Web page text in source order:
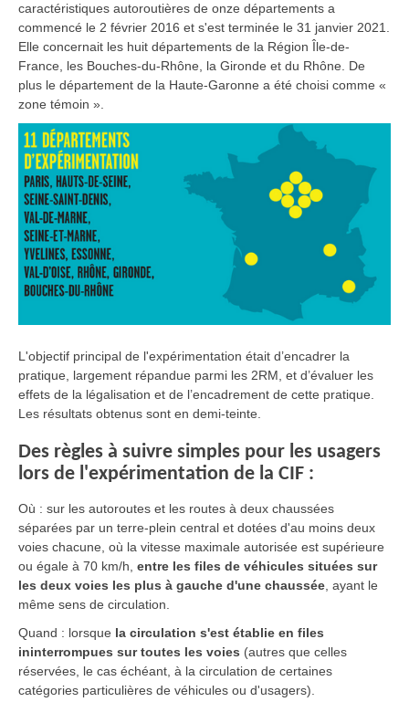
caractéristiques autoroutières de onze départements a
commencé le 2 février 2016 et s'est terminée le 31 janvier 2021.
Elle concernait les huit départements de la Région Île-de-
France, les Bouches-du-Rhône, la Gironde et du Rhône. De
plus le département de la Haute-Garonne a été choisi comme «
zone témoin ».
L'objectif principal de l'expérimentation était d’encadrer la
pratique, largement répandue parmi les 2RM, et d’évaluer les
effets de la légalisation et de l’encadrement de cette pratique.
Les résultats obtenus sont en demi-teinte.
Des règles à suivre simples pour les usagers
lors de l'expérimentation de la CIF :
Où : sur les autoroutes et les routes à deux chaussées
séparées par un terre-plein central et dotées d'au moins deux
voies chacune, où la vitesse maximale autorisée est supérieure
ou égale à 70 km/h, entre les files de véhicules situées sur
les deux voies les plus à gauche d'une chaussée, ayant le
même sens de circulation.
Quand : lorsque la circulation s'est établie en files
ininterrompues sur toutes les voies (autres que celles
réservées, le cas échéant, à la circulation de certaines
catégories particulières de véhicules ou d'usagers).